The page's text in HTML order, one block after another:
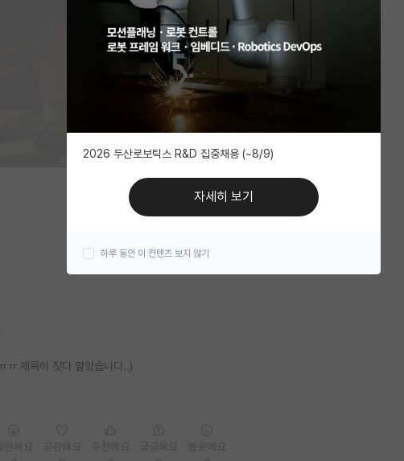
ㅠ 제목이 짓다 말았습니다..)
2026 두산로보틱스 R&D 집중채용 (~8/9)
자세히 보기
하루 동안 이 컨텐츠 보지 않기